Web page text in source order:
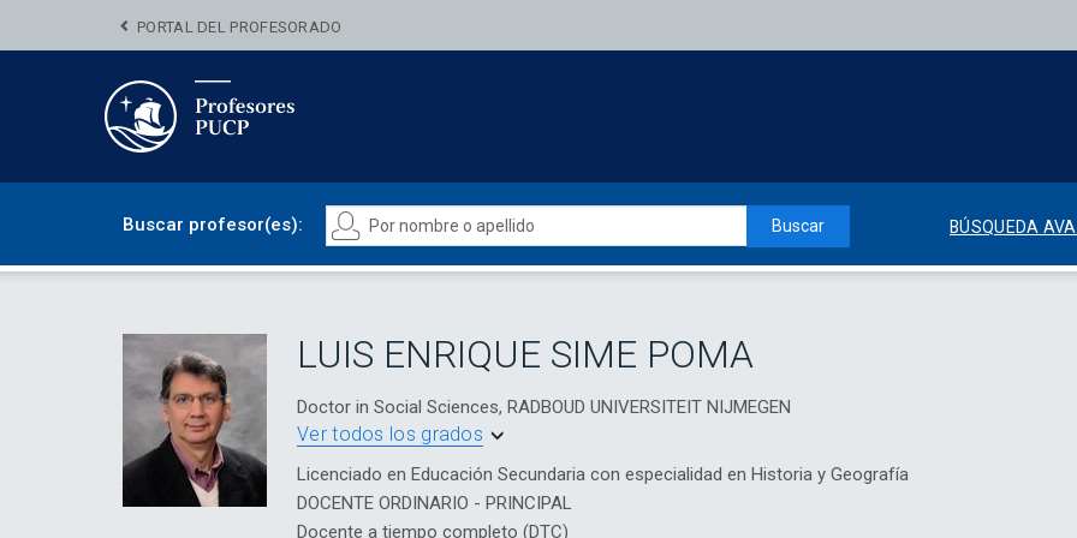
PORTAL DEL PROFESORADO
Buscar profesor(es): Buscar BÚSQUEDA
LUIS ENRIQUE SIME POMA
Doctor in Social Sciences, RADBOUD UNIVERSITEIT NIJMEGEN
Ver todos los grados
Licenciado en Educación Secundaria con especialidad en Historia y Geografía
DOCENTE ORDINARIO - PRINCIPAL
Docente a tiempo completo (DTC)